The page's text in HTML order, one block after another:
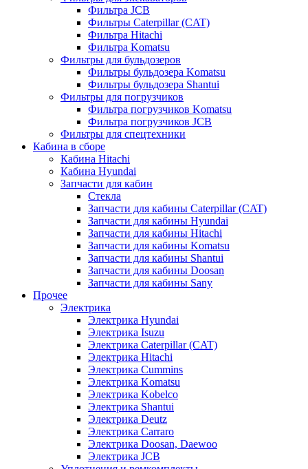
Фильтра JCB
Фильтры Caterpillar (CAT)
Фильтра Hitachi
Фильтра Komatsu
Фильтры для бульдозеров
Фильтры бульдозера Komatsu
Фильтры бульдозера Shantui
Фильтры для погрузчиков
Фильтра погрузчиков Komatsu
Фильтра погрузчиков JCB
Фильтры для спецтехники
Кабина в сборе
Кабина Hitachi
Кабина Hyundai
Запчасти для кабин
Стекла
Запчасти для кабины Caterpillar (CAT)
Запчасти для кабины Hyundai
Запчасти для кабины Hitachi
Запчасти для кабины Komatsu
Запчасти для кабины Shantui
Запчасти для кабины Doosan
Запчасти для кабины Sany
Прочее
Электрика
Электрика Hyundai
Электрика Isuzu
Электрика Caterpillar (CAT)
Электрика Hitachi
Электрика Cummins
Электрика Komatsu
Электрика Kobelco
Электрика Shantui
Электрика Deutz
Электрика Carraro
Электрика Doosan, Daewoo
Электрика JCB